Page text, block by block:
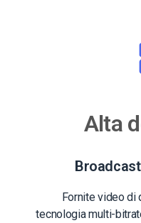
Alta
Fornite video di
tecnologia multi-